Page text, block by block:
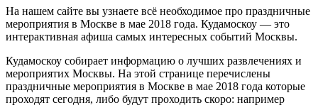
На нашем сайте вы узнаете всё необходимое про праздничные
мероприятия в Москве в мае 2018 года. Кудамоскоу — это
интерактивная афиша самых интересных событий Москвы.
Кудамоскоу собирает информацию о лучших развлечениях и
мероприятих Москвы. На этой странице перечислены
праздничные мероприятия в Москве в мае 2018 года которые
проходят сегодня, либо будут проходить скоро: например